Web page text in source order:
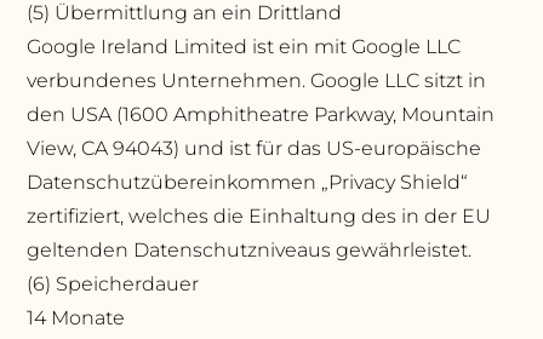
(5) Übermittlung an ein Drittland
Google Ireland Limited ist ein mit Google LLC
verbundenes Unternehmen. Google LLC sitzt in
den USA (1600 Amphitheatre Parkway, Mountain
View, CA 94043) und ist für das US-europäische
Datenschutzübereinkommen „Privacy Shield“
zertifiziert, welches die Einhaltung des in der EU
geltenden Datenschutzniveaus gewährleistet.
(6) Speicherdauer
14 Monate